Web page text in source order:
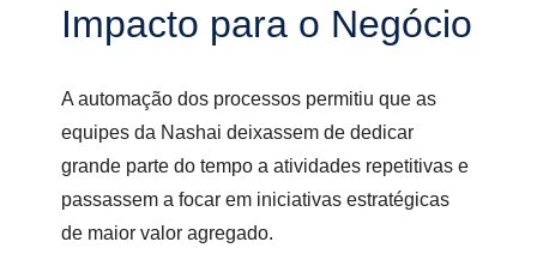
Impacto para o Negócio
A automação dos processos permitiu que as
equipes da Nashai deixassem de dedicar
grande parte do tempo a atividades repetitivas e
passassem a focar em iniciativas estratégicas
de maior valor agregado.